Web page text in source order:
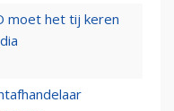
moet het tij keren